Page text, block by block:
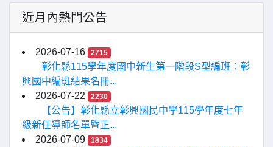
近月內熱門公告
2026-07-16 2715
彰化縣115學年度國中新生第一階段S型編班：彰
興國中編班結果名冊...
2026-07-22
2230
【公告】彰化縣立彰興國民中學115學年度七年
級新任導師名單暨正...
2026-07-09
1834